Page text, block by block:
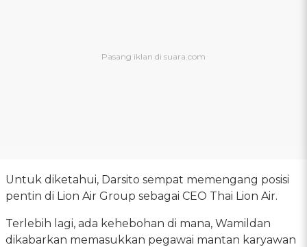
Untuk diketahui, Darsito sempat memengang posisi
pentin di Lion Air Group sebagai CEO Thai Lion Air.
Terlebih lagi, ada kehebohan di mana, Wamildan
dikabarkan memasukkan pegawai mantan karyawan